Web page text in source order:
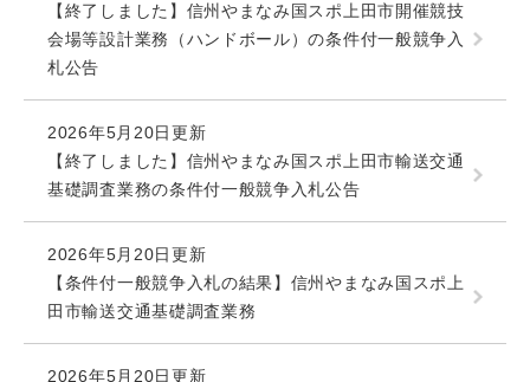
【終了しました】信州やまなみ国スポ上田市開催競技
会場等設計業務（ハンドボール）の条件付一般競争入
札公告
2026年5月20日更新
【終了しました】信州やまなみ国スポ上田市輸送交通
基礎調査業務の条件付一般競争入札公告
2026年5月20日更新
【条件付一般競争入札の結果】信州やまなみ国スポ上
田市輸送交通基礎調査業務
2026年5月20日更新